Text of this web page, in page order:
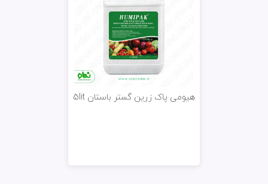
هیومی پاک زرین گستر باستان 5lit